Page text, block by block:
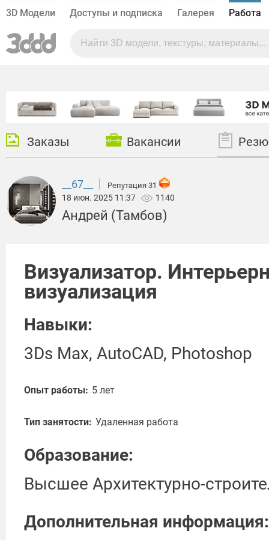
3D Модели Доступы и подписка Галерея Работа
Заказы Вакансии
__67__ Репутация 31
18 июн. 2025 11:37 1140
Андрей (Тамбов)
Визуализатор.
визуализация
Навыки:
3Ds Max, AutoCAD, Photoshop
Опыт работы: 5 лет
Тип занятости: Удаленная работа
Образование:
Высшее Архитектурно-
Дополнительная информация: